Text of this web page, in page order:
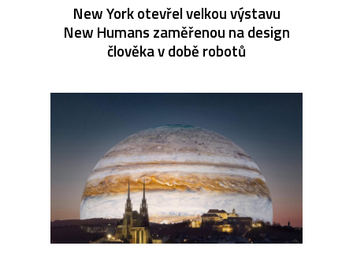
New York otevřel velkou výstavu
New Humans zaměřenou na design
člověka v době robotů